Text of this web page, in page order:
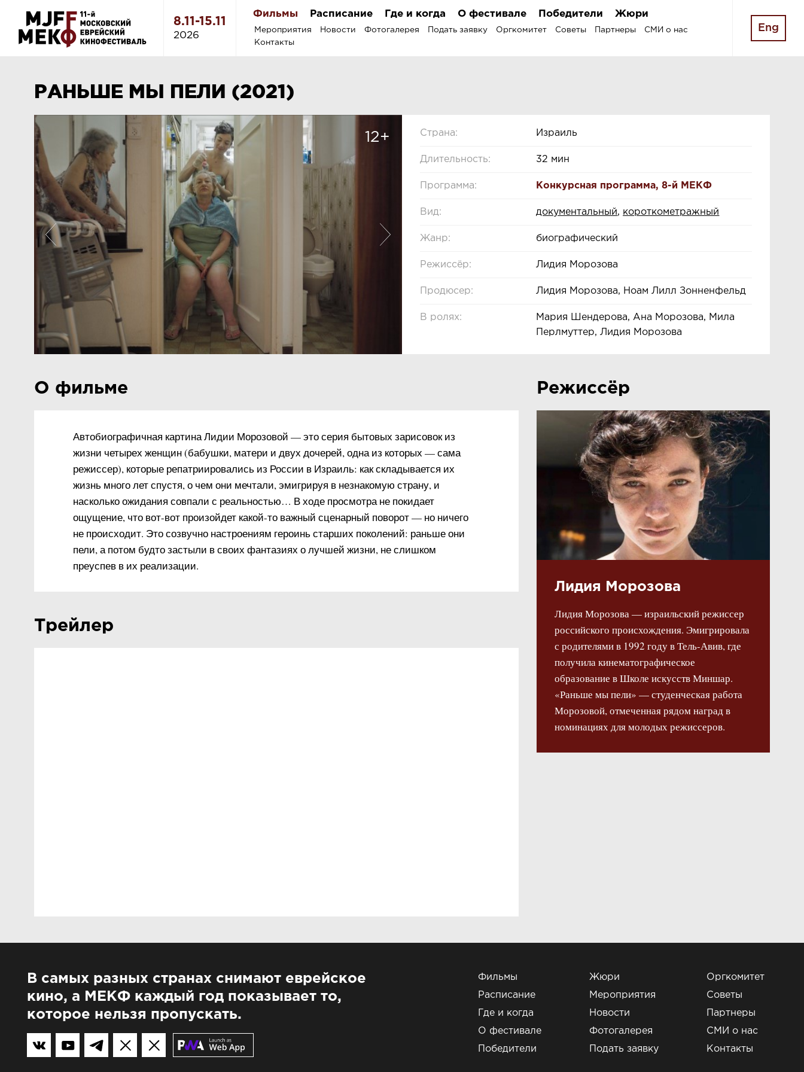
8.11-15.11
2026
Фильмы Расписание Где и когда О фестивале Победители Жюри
Мероприятия Новости Фотогалерея Подать заявку Оргкомитет Советы Партнеры
СМИ о нас
Контакты
Eng
РАНЬШЕ МЫ ПЕЛИ (2021)
12+ Страна: Израиль
Длительность: 32 мин
Программа: Конкурсная программа,8-й МЕКФ
Вид: документальный, короткометражный
Жанр: биографический
Режиссёр: Лидия Морозова
Продюсер: Лидия Морозова, Ноам Лилл Зонненфельд
В ролях:
Мария Шендерова, Ана Морозова, Мила
Перлмуттер, Лидия Морозова
О фильме
Автобиографичная картина Лидии Морозовой — это серия бытовых зарисовок из
жизни четырех женщин (бабушки, матери и двух дочерей, одна из которых — сама
режиссер), которые репатриировались из России в Израиль: как складывается их
жизнь много лет спустя, о чем они мечтали, эмигрируя в незнакомую страну, и
насколько ожидания совпали с реальностью… В ходе просмотра не покидает
ощущение, что вот-вот произойдет какой-то важный сценарный поворот — но ничего
не происходит. Это созвучно настроениям героинь старших поколений: раньше они
пели, а потом будто застыли в своих фантазиях о лучшей жизни, не слишком
преуспев в их реализации.
Трейлер
Режиссёр
Лидия Морозова
Лидия Морозова — израильский режиссер
российского происхождения. Эмигрировала
с родителями в 1992 году в Тель-Авив, где
получила кинематографическое
образование в Школе искусств Миншар.
«Раньше мы пели» — студенческая работа
Морозовой, отмеченная рядом наград в
номинациях для молодых режиссеров.
В самых разных странах снимают еврейское
кино, а МЕКФ каждый год показывает то,
которое нельзя пропускать.
Фильмы
Расписание
Где и когда
О фестивале
Победители
Жюри
Мероприятия
Новости
Фотогалерея
Подать заявку
Оргкомитет
Советы
Партнеры
СМИ о нас
Контакты